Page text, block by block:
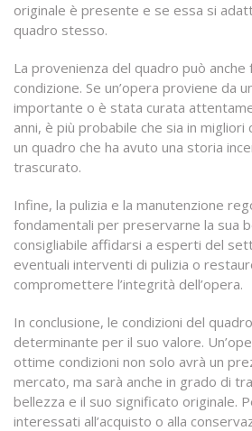
originale è presente e se essa si
quadro stesso.
La provenienza del quadro può anche
condizione. Se un’opera proviene da
importante o è stata curata
anni, è più probabile che sia in
un quadro che ha avuto una storia
trascurato.
Infine, la pulizia e la manutenzione
fondamentali per preservarne la sua
consigliabile affidarsi a esperti del
eventuali interventi di pulizia o
compromettere l’integrità dell’opera.
In conclusione, le condizioni del
determinante per il suo valore.
ottime condizioni non solo avrà un
mercato, ma sarà anche in grado di
bellezza e il suo significato originale.
interessati all’acquisto o alla